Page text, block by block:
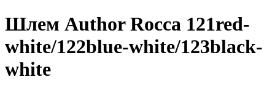
Шлем Author Rocca 121red-
white/122blue-white/123black-
white